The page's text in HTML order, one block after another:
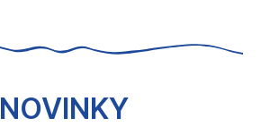
NOVINKY